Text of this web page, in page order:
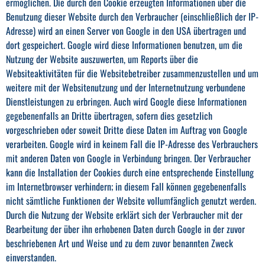
Benutzung dieser Website durch den Verbraucher (einschließlich der IP-
Adresse) wird an einen Server von Google in den USA übertragen und
dort gespeichert. Google wird diese Informationen benutzen, um die
Nutzung der Website auszuwerten, um Reports über die
Websiteaktivitäten für die Websitebetreiber zusammenzustellen und um
weitere mit der Websitenutzung und der Internetnutzung verbundene
Dienstleistungen zu erbringen. Auch wird Google diese Informationen
gegebenenfalls an Dritte übertragen, sofern dies gesetzlich
vorgeschrieben oder soweit Dritte diese Daten im Auftrag von Google
verarbeiten. Google wird in keinem Fall die IP-Adresse des Verbrauchers
mit anderen Daten von Google in Verbindung bringen. Der Verbraucher
kann die Installation der Cookies durch eine entsprechende Einstellung
im Internetbrowser verhindern; in diesem Fall können gegebenenfalls
nicht sämtliche Funktionen der Website vollumfänglich genutzt werden.
Durch die Nutzung der Website erklärt sich der Verbraucher mit der
Bearbeitung der über ihn erhobenen Daten durch Google in der zuvor
beschriebenen Art und Weise und zu dem zuvor benannten Zweck
einverstanden.